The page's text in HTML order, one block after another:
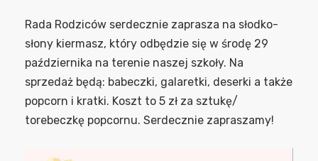
Rada Rodziców serdecznie zaprasza na słodko-
słony kiermasz, który odbędzie się w środę 29
października na terenie naszej szkoły. Na
sprzedaż będą: babeczki, galaretki, deserki a także
popcorn i kratki. Koszt to 5 zł za sztukę/
torebeczkę popcornu. Serdecznie zapraszamy!